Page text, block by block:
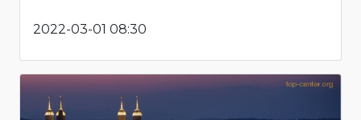
2022-03-01 08:30